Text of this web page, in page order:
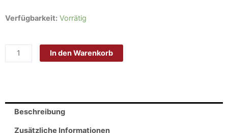
Verfügbarkeit: Vorrätig
Hebold
Strand
Palmen
Urlaub
In den Warenkorb
Beschreibung
Zusätzliche Informationen